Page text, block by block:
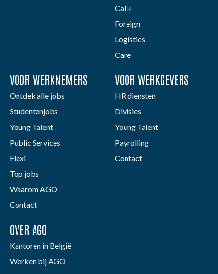
Call+
Foreign
Logistics
Care
VOOR WERKNEMERS
Ontdek alle jobs
Studentenjobs
Young Talent
Public Services
Flexi
Top jobs
Waarom AGO
Contact
VOOR WERKGEVERS
HR diensten
Divisies
Young Talent
Payrolling
Contact
OVER AGO
Kantoren in België
Werken bij AGO